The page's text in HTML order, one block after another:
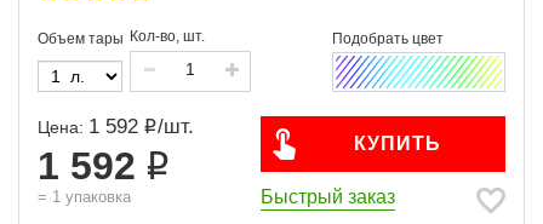
Объем тары Кол-во, шт.
Цена: 1 592 /шт.
1 592
= 1 упаковка
КУПИТЬ
Быстрый заказ